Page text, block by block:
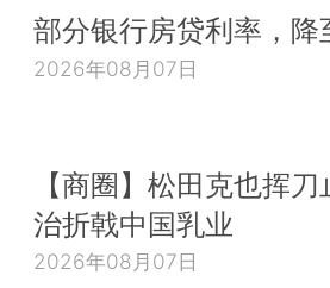
部分银行房贷利率，降
2026年08月07日
【商圈】松田克也挥
治折戟中国乳业
2026年08月07日